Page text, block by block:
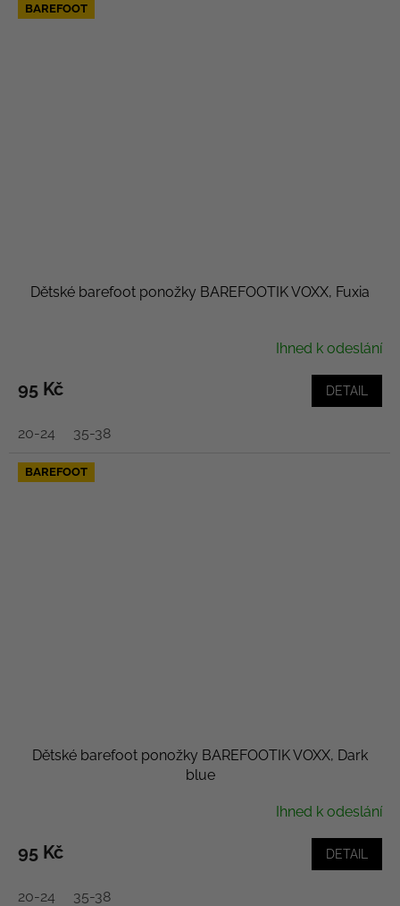
BAREFOOT
Dětské barefoot ponožky BAREFOOTIK VOXX, Fuxia
Ihned k odeslání
95 Kč DETAIL
20-24 35-38
BAREFOOT
Dětské barefoot ponožky BAREFOOTIK VOXX, Dark
blue
Ihned k odeslání
95 Kč DETAIL
20-24 35-38